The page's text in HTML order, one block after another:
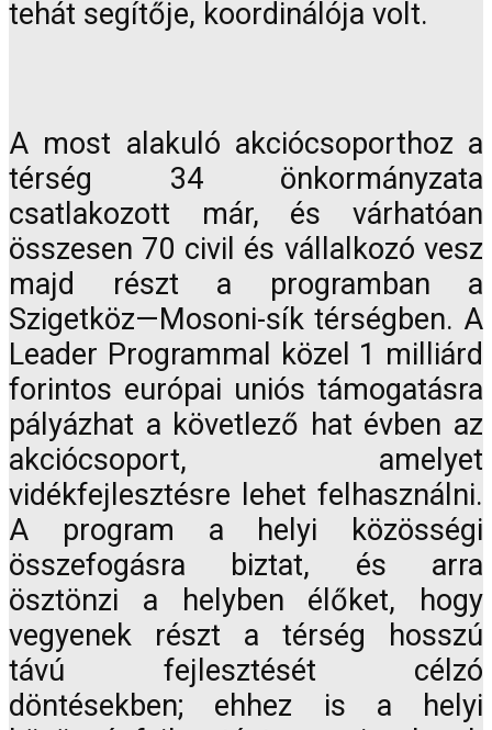
tehát segítője, koordinálója volt.
A most alakuló akciócsoporthoz a
térség 34 önkormányzata
csatlakozott már, és várhatóan
összesen 70 civil és vállalkozó vesz
majd részt a programban a
Szigetköz—Mosoni-sík térségben. A
Leader Programmal közel 1 milliárd
forintos európai uniós támogatásra
pályázhat a követlező hat évben az
akciócsoport, amelyet
vidékfejlesztésre lehet felhasználni.
A program a helyi közösségi
összefogásra biztat, és arra
ösztönzi a helyben élőket, hogy
vegyenek részt a térség hosszú
távú fejlesztését célzó
döntésekben; ehhez is a helyi